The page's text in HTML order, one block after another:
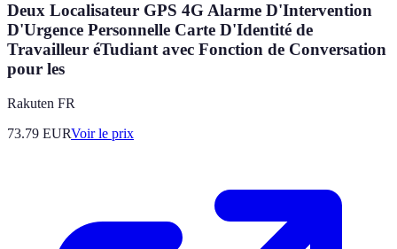
Deux Localisateur GPS 4G Alarme D'Intervention
D'Urgence Personnelle Carte D'Identité de
Travailleur éTudiant avec Fonction de Conversation
pour les
Rakuten FR
73.79 EURVoir le prix